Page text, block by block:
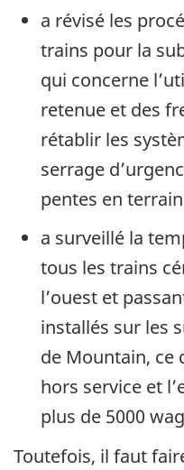
a révisé les
trains pour la
qui concerne
retenue et des
rétablir les
serrage
pentes en
a surveillé la
tous les trains
l’ouest et
installés sur les
de Mountain, ce
hors service et
plus de 5000
Toutefois, il faut